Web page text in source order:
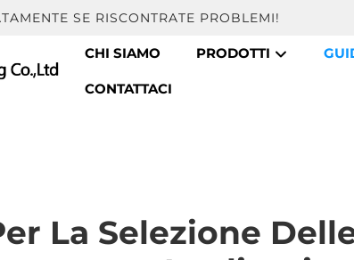
SE RISCONTRATE PROBLEMI!
CHI SIAMO PRODOTTI
CONTATTACI
La Selezione